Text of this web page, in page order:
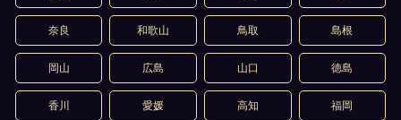
奈良 和歌山 鳥取 島根
岡山 広島 山口 徳島
香川 愛媛 高知 福岡